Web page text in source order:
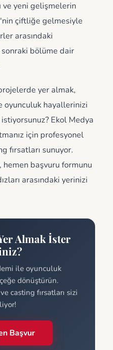
ve yeni gelişmelerin
çiftliğe gelmesiyle
arasındaki
bölüme dair
yer almak,
oyunculuk hayallerinizi
Ekol Medya
için profesyonel
fırsatları sunuyor.
başvuru formunu
arasındaki yerinizi
Almak İster
ile oyunculuk
dönüştürün.
casting fırsatları sizi
Başvur